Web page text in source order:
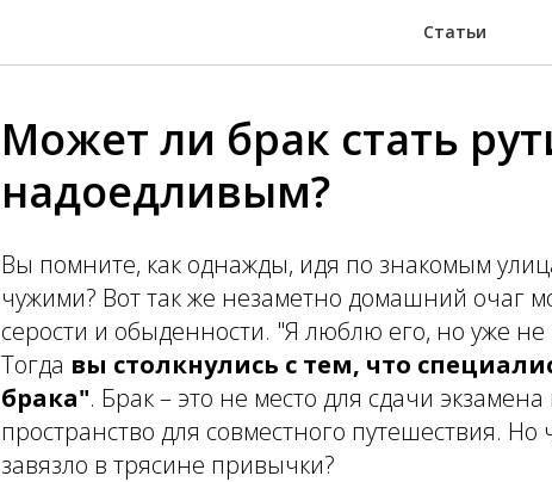
Статьи
Может ли брак стать
надоедливым?
Вы помните, как однажды, идя по знакомым
чужими? Вот так же незаметно домашний очаг
серости и обыденности. "Я люблю его, но уже не
Тогда вы столкнулись с тем, что
брака". Брак – это не место для сдачи
пространство для совместного путешествия. Но
завязло в трясине привычки?